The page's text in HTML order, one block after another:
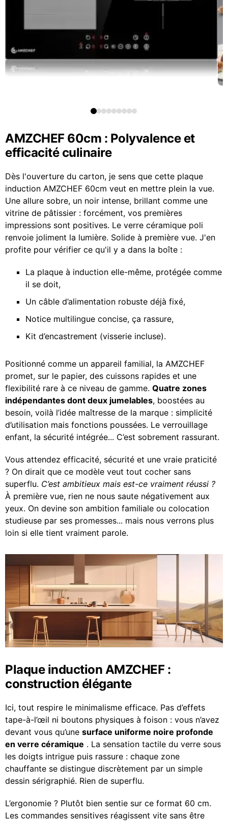
AMZCHEF 60cm : Polyvalence et
efficacité culinaire
Dès l'ouverture du carton, je sens que cette plaque
induction AMZCHEF 60cm veut en mettre plein la vue.
Une allure sobre, un noir intense, brillant comme une
vitrine de pâtissier : forcément, vos premières
impressions sont positives. Le verre céramique poli
renvoie joliment la lumière. Solide à première vue. J'en
profite pour vérifier ce qu'il y a dans la boîte :
La plaque à induction elle-même, protégée comme
il se doit,
Un câble d’alimentation robuste déjà fixé,
Notice multilingue concise, ça rassure,
Kit d’encastrement (visserie incluse).
Positionné comme un appareil familial, la AMZCHEF
promet, sur le papier, des cuissons rapides et une
flexibilité rare à ce niveau de gamme. Quatre zones
indépendantes dont deux jumelables, boostées au
besoin, voilà l’idée maîtresse de la marque : simplicité
d’utilisation mais fonctions poussées. Le verrouillage
enfant, la sécurité intégrée... C’est sobrement rassurant.
Vous attendez efficacité, sécurité et une vraie praticité
? On dirait que ce modèle veut tout cocher sans
superflu. C’est ambitieux mais est-ce vraiment réussi ?
À première vue, rien ne nous saute négativement aux
yeux. On devine son ambition familiale ou colocation
studieuse par ses promesses... mais nous verrons plus
loin si elle tient vraiment parole.
Plaque induction AMZCHEF :
construction élégante
Ici, tout respire le minimalisme efficace. Pas d’effets
tape-à-l’œil ni boutons physiques à foison : vous n’avez
devant vous qu’une surface uniforme noire profonde
en verre céramique . La sensation tactile du verre sous
les doigts intrigue puis rassure : chaque zone
chauffante se distingue discrètement par un simple
dessin sérigraphié. Rien de superflu.
L’ergonomie ? Plutôt bien sentie sur ce format 60 cm.
Les commandes sensitives réagissent vite sans être